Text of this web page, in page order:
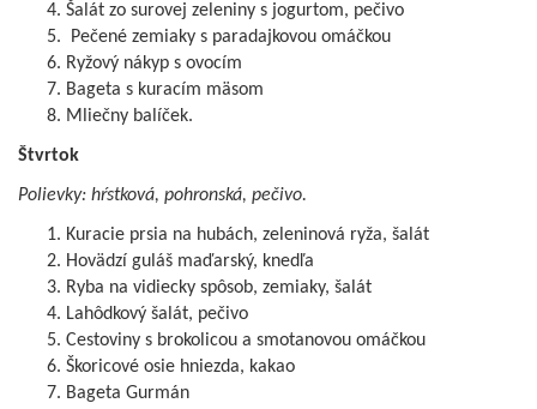
Šalát zo surovej zeleniny s jogurtom, pečivo
Pečené zemiaky s paradajkovou omáčkou
Ryžový nákyp s ovocím
Bageta s kuracím mäsom
Mliečny balíček.
Štvrtok
Polievky: hŕstková, pohronská, pečivo.
Kuracie prsia na hubách, zeleninová ryža, šalát
Hovädzí guláš maďarský, knedľa
Ryba na vidiecky spôsob, zemiaky, šalát
Lahôdkový šalát, pečivo
Cestoviny s brokolicou a smotanovou omáčkou
Škoricové osie hniezda, kakao
Bageta Gurmán